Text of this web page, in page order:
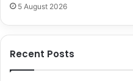
5 August 2026
Recent Posts